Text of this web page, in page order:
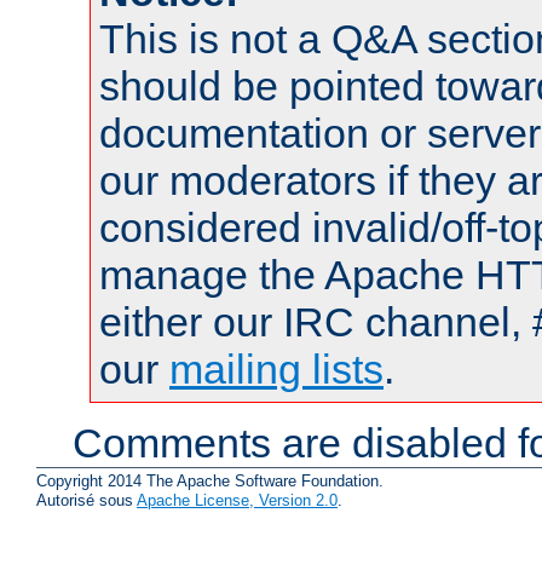
This is not a Q&A
should be pointed
documentation or
our moderators if they
considered invalid/off-
manage the Apache
either our IRC channel,
our mailing lists.
Comments are disabled
Copyright 2014 The Apache Software Foundation.
Autorisé sous Apache License, Version 2.0